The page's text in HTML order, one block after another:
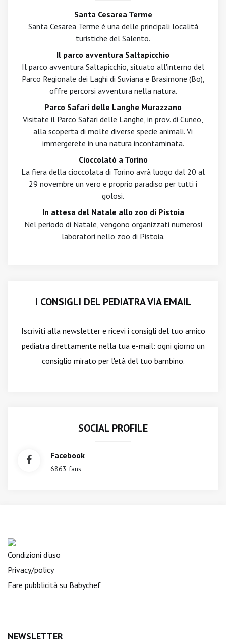
Santa Cesarea Terme
Santa Cesarea Terme è una delle principali località
turistiche del Salento.
Il parco avventura Saltapicchio
Il parco avventura Saltapicchio, situato all'interno del
Parco Regionale dei Laghi di Suviana e Brasimone (Bo),
offre percorsi avventura nella natura.
Parco Safari delle Langhe Murazzano
Visitate il Parco Safari delle Langhe, in prov. di Cuneo,
alla scoperta di molte diverse specie animali. Vi
immergerete in una natura incontaminata.
Cioccolatò a Torino
La fiera della cioccolata di Torino avrà luogo dal 20 al
29 novembre un vero e proprio paradiso per tutti i
golosi.
In attesa del Natale allo zoo di Pistoia
Nel periodo di Natale, vengono organizzati numerosi
laboratori nello zoo di Pistoia.
I CONSIGLI DEL PEDIATRA VIA EMAIL
Iscriviti alla newslettere ricevi i consigli del tuo amico
pediatra direttamente nella tua e-mail: ogni giorno un
consiglio mirato per l'età del tuo bambino.
SOCIAL PROFILE
Facebook
6863 fans
Condizioni d'uso
Privacy/policy
Fare pubblicità su Babychef
NEWSLETTER